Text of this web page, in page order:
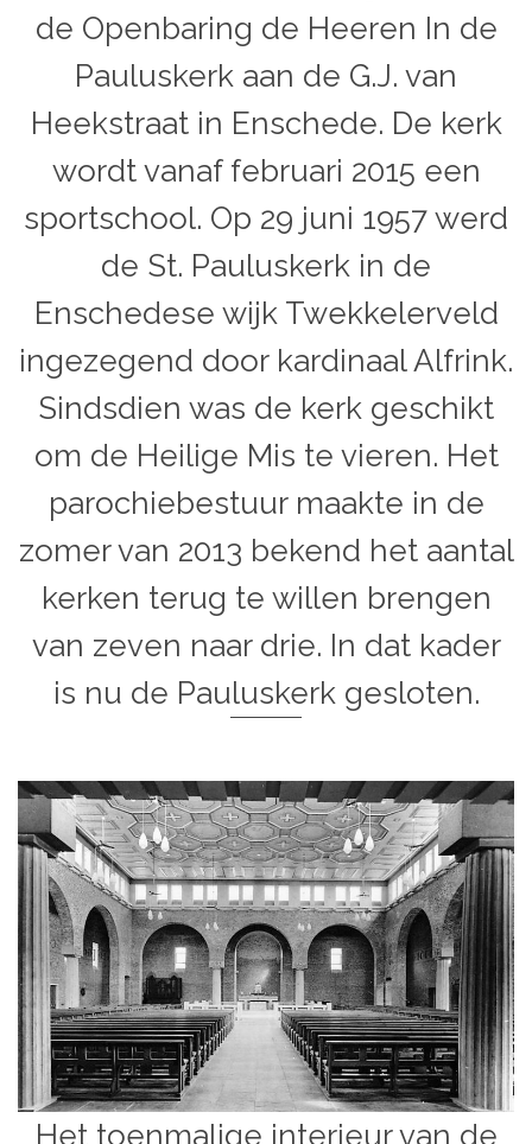
de Openbaring de Heeren In de
Pauluskerk aan de G.J. van
Heekstraat in Enschede. De kerk
wordt vanaf februari 2015 een
sportschool. Op 29 juni 1957 werd
de St. Pauluskerk in de
Enschedese wijk Twekkelerveld
ingezegend door kardinaal Alfrink.
Sindsdien was de kerk geschikt
om de Heilige Mis te vieren. Het
parochiebestuur maakte in de
zomer van 2013 bekend het aantal
kerken terug te willen brengen
van zeven naar drie. In dat kader
is nu de Pauluskerk gesloten.
Het toenmalige interieur van de